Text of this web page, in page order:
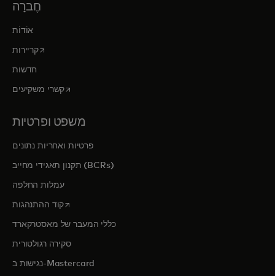
חֶברָה
קריירותopens in a new tab
חדשות
קשרי משקיעיםopens in a new tab
משפט ופרטיות
פרטיות ואחריות נתונים
תקנון תאגידי מחייב (BCRs)
עמלות החלפה
קוד ההתנהגותopens in a new tab
כללי המעבר של מאסטרקארד
סקירה רגולטורית
נגישות ב-Mastercard